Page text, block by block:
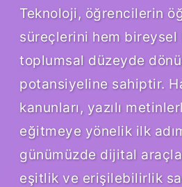
Teknoloji, öğrencilerin
süreçlerini hem bireysel
toplumsal düzeyde
potansiyeline sahiptir.
kanunları, yazılı
eğitmeye yönelik ilk
günümüzde dijital
eşitlik ve erişilebilirlik